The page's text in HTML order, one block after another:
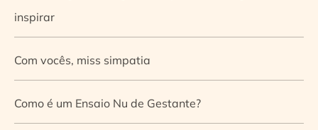
inspirar
Com vocês, miss simpatia
Como é um Ensaio Nu de Gestante?